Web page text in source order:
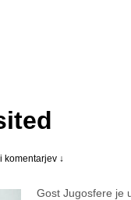
komentarjev ↓
Gost Jugosfere je